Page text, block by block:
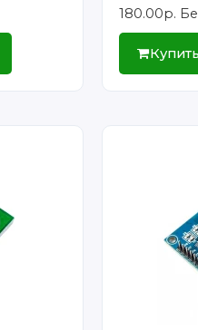
180.00р.
Купить